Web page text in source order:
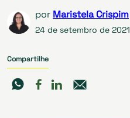
por Maristela Crispim
24 de setembro de 2021
Compartilhe